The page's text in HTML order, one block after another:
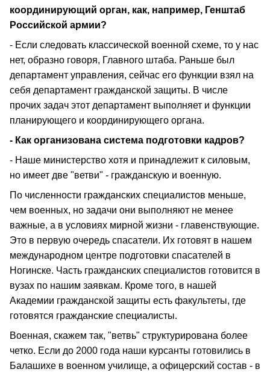
координирующий орган, как, например, Генштаб
Российской армии?
- Если следовать классической военной схеме, то у нас
нет, образно говоря, Главного штаба. Раньше был
департамент управления, сейчас его функции взял на
себя департамент гражданской защиты. В числе
прочих задач этот департамент выполняет и функции
планирующего и координирующего органа.
- Как организована система подготовки кадров?
- Наше министерство хотя и принадлежит к силовым,
но имеет две "ветви" - гражданскую и военную.
По численности гражданских специалистов меньше,
чем военных, но задачи они выполняют не менее
важные, а в условиях мирной жизни - главенствующие.
Это в первую очередь спасатели. Их готовят в нашем
международном центре подготовки спасателей в
Ногинске. Часть гражданских специалистов готовится в
вузах по нашим заявкам. Кроме того, в нашей
Академии гражданской защиты есть факультеты, где
готовятся гражданские специалисты.
Военная, скажем так, "ветвь" структурирована более
четко. Если до 2000 года наши курсанты готовились в
Балашихе в военном училище, а офицерский состав - в